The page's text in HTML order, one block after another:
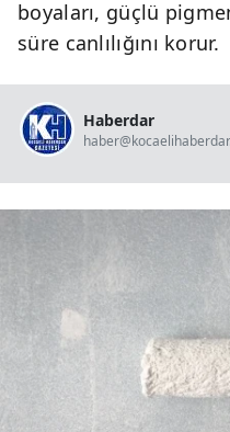
boyaları, güçlü
süre canlılığını korur.
Haberdar